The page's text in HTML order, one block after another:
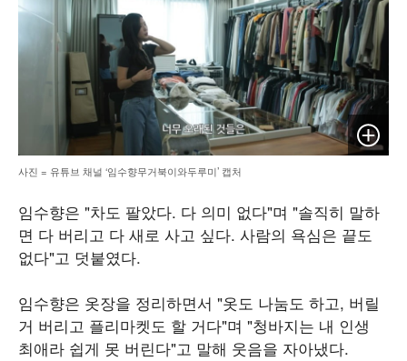
이미지
사진 = 유튜브 채널 ‘임수향무거북이와두루미’ 캡처
임수향은 "차도 팔았다. 다 의미 없다"며 "솔직히 말하
면 다 버리고 다 새로 사고 싶다. 사람의 욕심은 끝도
없다"고 덧붙였다.
임수향은 옷장을 정리하면서 "옷도 나눔도 하고, 버릴
거 버리고 플리마켓도 할 거다"며 "청바지는 내 인생
최애라 쉽게 못 버린다"고 말해 웃음을 자아냈다.